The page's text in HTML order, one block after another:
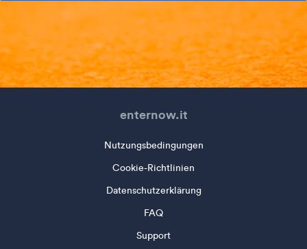
enternow.it
Nutzungsbedingungen
Cookie-Richtlinien
Datenschutzerklärung
FAQ
Support